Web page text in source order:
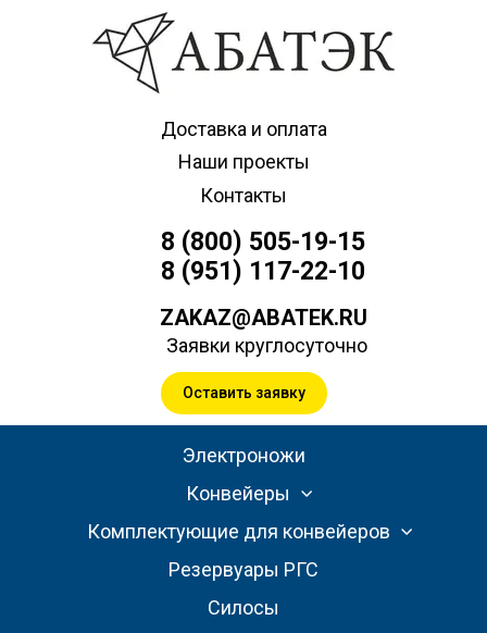
Доставка и оплата
Наши проекты
Контакты
8 (800) 505-19-15
8 (951) 117-22-10
ZAKAZ@ABATEK.RU
Заявки круглосуточно
Оставить заявку
Электроножи
Конвейеры
Комплектующие для конвейеров
Резервуары РГС
Силосы